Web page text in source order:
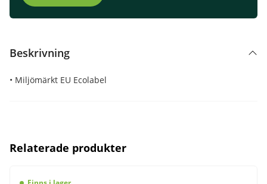
Beskrivning
• Miljömärkt EU Ecolabel
Relaterade produkter